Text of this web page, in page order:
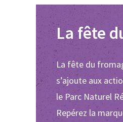
La fête
La fête du
s’ajoute aux
le Parc Naturel
Repérez la